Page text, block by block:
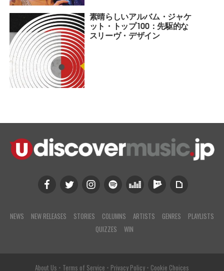
素晴らしいアルバム・ジャケ
ット・トップ100：先駆的な
スリーヴ・デザイン
NEWS NEW RELEASES STORIES COLUMNS ARTISTS GENRES
PLAYLISTS
QUIZZES
WIN
About Us • Terms of Service • Privacy Policy• Cookie Choices